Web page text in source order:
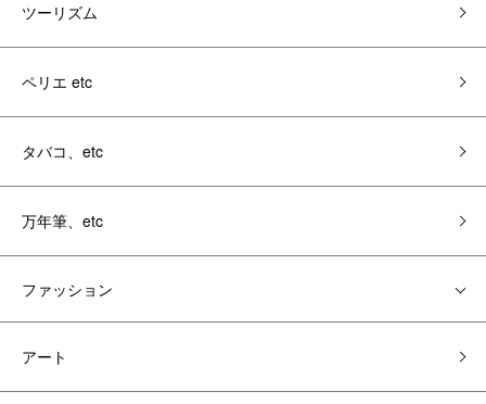
ツーリズム
ペリエ etc
タバコ、etc
万年筆、etc
ファッション
アート